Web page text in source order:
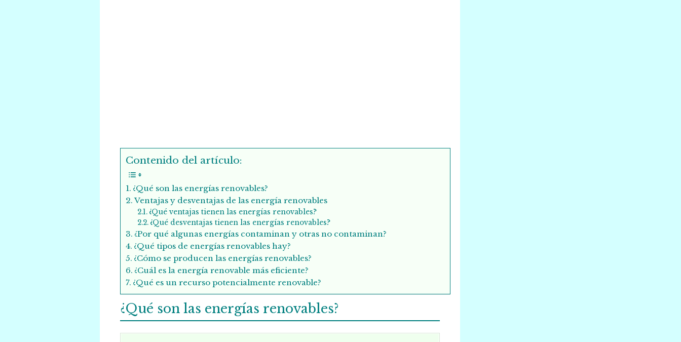
Contenido del artículo:
¿Qué son las energías renovables?
Ventajas y desventajas de las energía renovables
¿Qué ventajas tienen las energías renovables?
¿Qué desventajas tienen las energías renovables?
¿Por qué algunas energías contaminan y otras no contaminan?
¿Qué tipos de energías renovables hay?
¿Cómo se producen las energías renovables?
¿Cuál es la energía renovable más eficiente?
¿Qué es un recurso potencialmente renovable?
¿Qué son las energías renovables?